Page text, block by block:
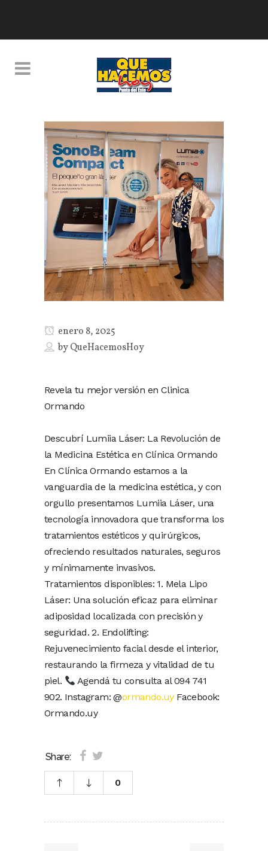
enero 8, 2025
byQueHacemosHoy
Revela tu mejor versión en Clinica
Ormando
Descubrí Lumiia Láser: La Revolución de
la Medicina Estética en Clínica Ormando
En Clínica Ormando estamos a la
vanguardia de la medicina estética, y con
orgullo presentamos Lumiia Láser, una
tecnología innovadora que transforma los
tratamientos estéticos y quirúrgicos,
ofreciendo resultados naturales, seguros
y mínimamente invasivos.
Tratamientos disponibles: 1. Mela Lipo
Láser: Una solución eficaz para eliminar
adiposidad localizada con precisión y
seguridad. 2. Endolifting:
Rejuvenecimiento facial desde el interior,
restaurando la firmeza y vitalidad de tu
piel.
Agendá tu consulta al 094 741
902. Instagram: @ormando.uyFacebook:
Ormando.uy
Share:
0